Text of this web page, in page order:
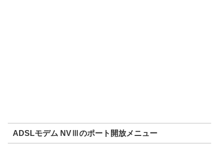
ADSLモデム NVⅢのポート開放メニュー